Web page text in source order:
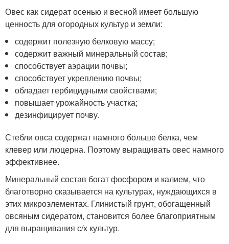
Овес как сидерат осенью и весной имеет большую
ценность для огородных культур и земли:
содержит полезную белковую массу;
содержит важный минеральный состав;
способствует аэрации почвы;
способствует укреплению почвы;
обладает гербицидными свойствами;
повышает урожайность участка;
дезинфицирует почву.
Стебли овса содержат намного больше белка, чем
клевер или люцерна. Поэтому выращивать овес намного
эффективнее.
Минеральный состав богат фосфором и калием, что
благотворно сказывается на культурах, нуждающихся в
этих микроэлементах. Глинистый грунт, обогащенный
овсяным сидератом, становится более благоприятным
для выращивания с/х культур.